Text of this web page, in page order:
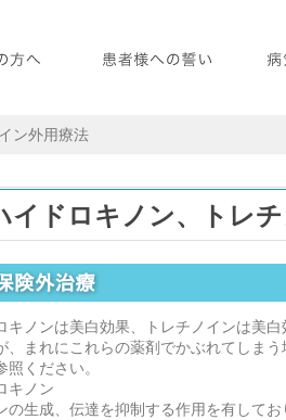
ン外用療法
イドロキノン、トレ
キノンは美白効果、トレチノインは美
、まれにこれらの薬剤でかぶれてしま
照ください。
キノン
の生成、伝達を抑制する作用を有して